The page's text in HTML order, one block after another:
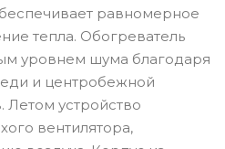
равномерное
тепла. Обогреватель
уровнем шума благодаря
и центробежной
Летом устройство
вентилятора,